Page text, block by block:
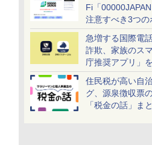
Fi「
注意すべき3つの
急増する国際電
詐欺、家族のス
庁推奨アプリ」
しよう！
住民税が高い自
グ、源泉徴収票
「税金の話」ま